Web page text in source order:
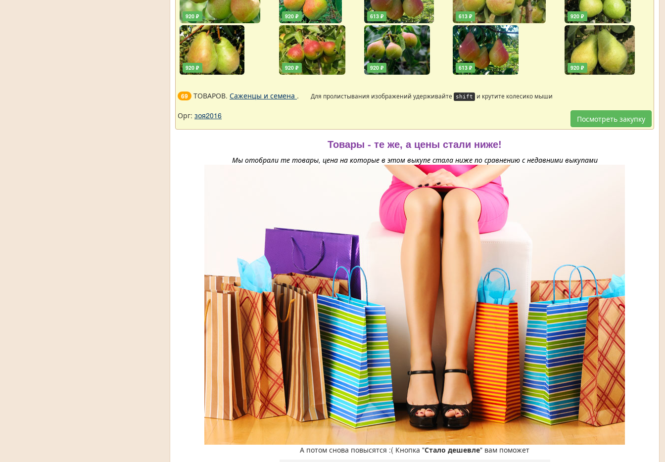
920 ₽
920 ₽
920 ₽
920 ₽
613 ₽
920 ₽
613 ₽
613 ₽
920 ₽
920 ₽
69 ТОВАРОВ. Саженцы и семена . Для пролистывания изображений удерживайте shift и крутите колесико мыши
Посмотреть закупку
Орг: зоя2016
Товары - те же, а цены стали ниже!
Мы отобрали те товары, цена на которые в этом выкупе стала ниже по сравнению с недавними выкупами
А потом снова повысятся :( Кнопка "Стало дешевле" вам поможет